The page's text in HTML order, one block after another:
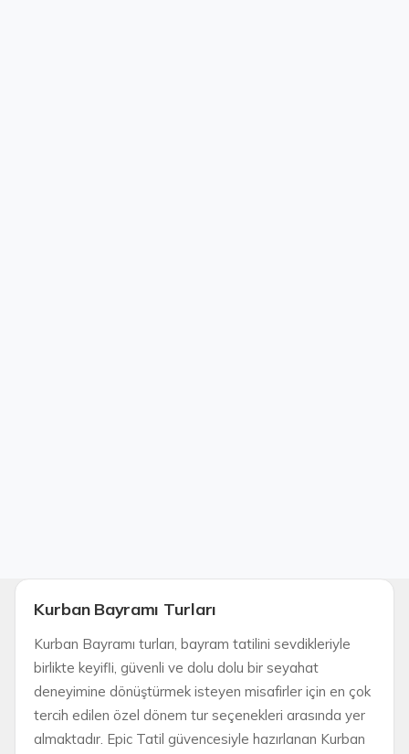
Kurban Bayramı Turları
Kurban Bayramı turları, bayram tatilini sevdikleriyle
birlikte keyifli, güvenli ve dolu dolu bir seyahat
deneyimine dönüştürmek isteyen misafirler için en çok
tercih edilen özel dönem tur seçenekleri arasında yer
almaktadır. Epic Tatil güvencesiyle hazırlanan Kurban